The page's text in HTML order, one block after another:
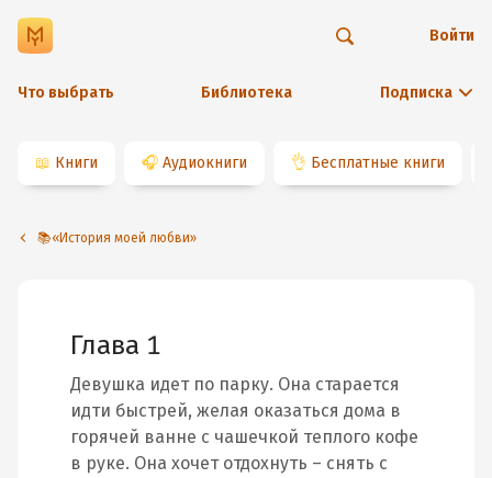
Что выбрать Библиотека Подписка
Войти
📖 Книги 🎧 Аудиокниги 👌 Бесплатные книги
📚«История моей любви»
Глава 1
Девушка идет по парку. Она старается
идти быстрей, желая оказаться дома в
горячей ванне с чашечкой теплого кофе
в руке. Она хочет отдохнуть – снять с